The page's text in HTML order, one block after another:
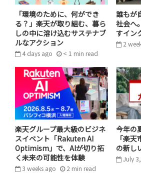
り組みを行っています。楽天グルー
賛同し、活動に参加しています。
今回実施されたスペシャルトークイ
ビリティや資源のリサイクルなどを
ただくための啓発を目的とし、過去
す。第3回目は「古坂大魔王と考え
テナビリティへの挑戦！」と題して
ルディングス・ファーストリテイリ
壇しました。各社のサステナブルな
UNEPサステナビリティアクション
古坂大魔王さんも交えての意見交換
本イベントの様子は、UNEPの公式
「環境のために、何ができ
る？」楽天が取り組む、暮ら
しの中に溶け込むサステナブ
ルなアクション
4 days ago < 1 min read
誰もが
社会へ
すイン
2
楽天グループ最大級のビジネ
スイベント「Rakuten AI
Optimism」で、AIが切り拓
く未来の可能性を体験
3 weeks ago 2 min read
今年の
「楽
の新し
July